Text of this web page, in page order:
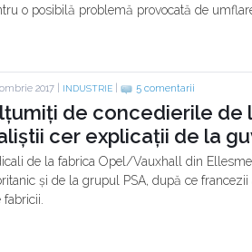
o posibilă problemă provocată de
2017 | INDUSTRIE 5 comentarii
de concedierile de
cer explicații de la
de la fabrica Opel/Vauxhall din
și de la grupul PSA, după ce